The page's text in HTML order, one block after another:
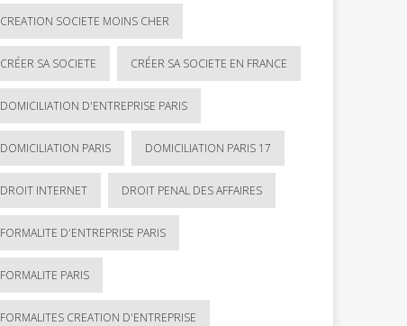
CREATION SOCIETE MOINS CHER
CRÉER SA SOCIETE CRÉER SA SOCIETE EN FRANCE
DOMICILIATION D'ENTREPRISE PARIS
DOMICILIATION PARIS DOMICILIATION PARIS 17
DROIT INTERNET DROIT PENAL DES AFFAIRES
FORMALITE D'ENTREPRISE PARIS
FORMALITE PARIS
FORMALITES CREATION D'ENTREPRISE